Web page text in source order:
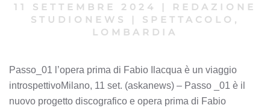
11 SETTEMBRE 2024 |
REDAZIONE
STUDIONEWS
| SPETTACOLO,
LOMBARDIA
Passo_01 l’opera prima di Fabio Ilacqua è un viaggio
introspettivoMilano, 11 set. (askanews) – Passo _01 è il
nuovo progetto discografico e opera prima di Fabio